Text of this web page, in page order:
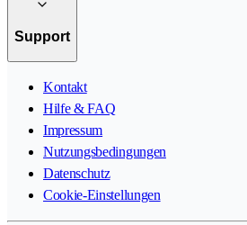
Support
Kontakt
Hilfe & FAQ
Impressum
Nutzungsbedingungen
Datenschutz
Cookie-Einstellungen